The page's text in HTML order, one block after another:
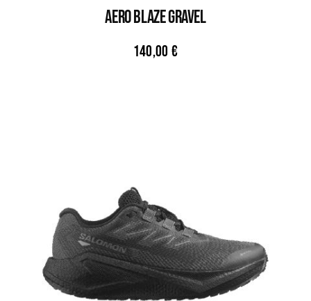
AERO BLAZE GRAVEL
140,00 €